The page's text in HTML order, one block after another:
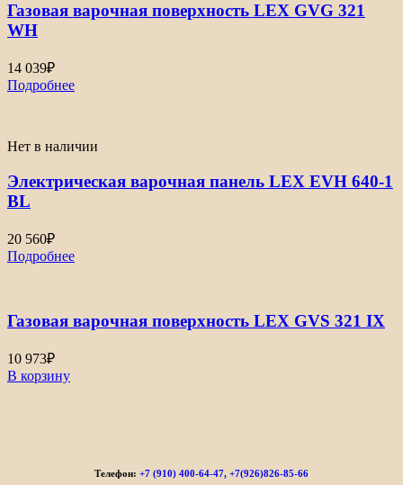
Газовая варочная поверхность LEX GVG 321
WH
14 039₽
Подробнее
Нет в наличии
Электрическая варочная панель LEX EVH 640-1
BL
20 560₽
Подробнее
Газовая варочная поверхность LEX GVS 321 IX
10 973₽
В корзину
Телефон: +7 (910) 400-64-47, +7(926)826-85-66